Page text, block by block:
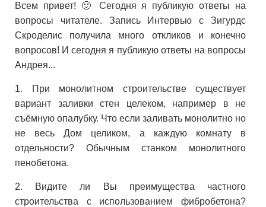
Всем привет! 🙂 Сегодня я публикую ответы на
вопросы читателе. Запись Интервью с Зигурдс
Скроделис получила много откликов и конечно
вопросов! И сегодня я публикую ответы на вопросы
Андрея...
1. При монолитном строительстве существует
вариант заливки стен целеком, например в не
съёмную опалубку. Что если заливать монолитно но
не весь Дом целиком, а каждую комнату в
отдельности? Обычным станком монолитного
пенобетона.
2. Видите ли Вы преимущества частного
строительства с использованием фибробетона?